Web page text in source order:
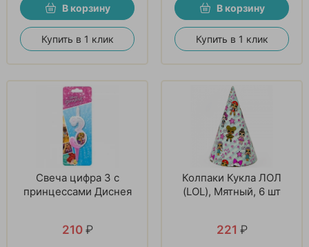
В корзину
Купить в 1 клик
В корзину
Купить в 1 клик
Свеча цифра 3 с
принцессами Диснея
210 ₽
Колпаки Кукла ЛОЛ
(LOL), Мятный, 6 шт
221 ₽